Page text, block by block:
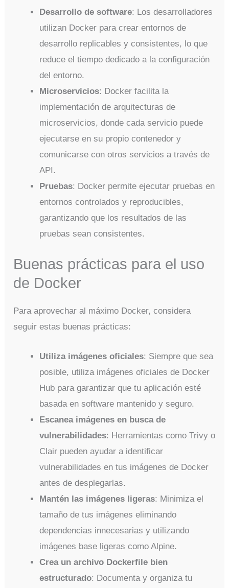
Desarrollo de software: Los desarrolladores
utilizan Docker para crear entornos de
desarrollo replicables y consistentes, lo que
reduce el tiempo dedicado a la configuración
del entorno.
Microservicios: Docker facilita la
implementación de arquitecturas de
microservicios, donde cada servicio puede
ejecutarse en su propio contenedor y
comunicarse con otros servicios a través de
API.
Pruebas: Docker permite ejecutar pruebas en
entornos controlados y reproducibles,
garantizando que los resultados de las
pruebas sean consistentes.
Buenas prácticas para el uso
de Docker
Para aprovechar al máximo Docker, considera
seguir estas buenas prácticas:
Utiliza imágenes oficiales: Siempre que sea
posible, utiliza imágenes oficiales de Docker
Hub para garantizar que tu aplicación esté
basada en software mantenido y seguro.
Escanea imágenes en busca de
vulnerabilidades: Herramientas como Trivy o
Clair pueden ayudar a identificar
vulnerabilidades en tus imágenes de Docker
antes de desplegarlas.
Mantén las imágenes ligeras: Minimiza el
tamaño de tus imágenes eliminando
dependencias innecesarias y utilizando
imágenes base ligeras como Alpine.
Crea un archivo Dockerfile bien
estructurado: Documenta y organiza tu